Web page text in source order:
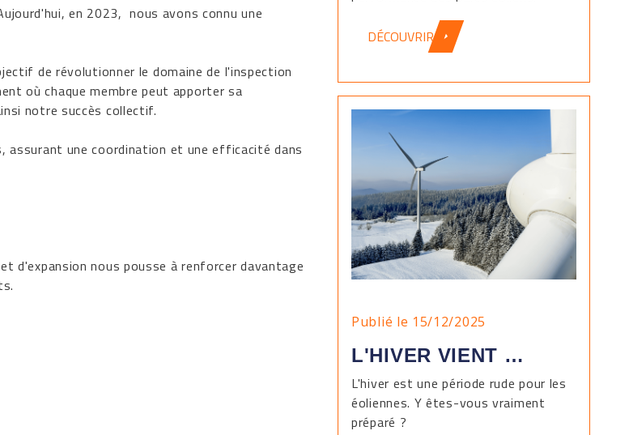
en 2023, nous avons connu une
de révolutionner le domaine de l'inspection
où chaque membre peut apporter sa
notre succès collectif.
une coordination et une efficacité dans
d'expansion nous pousse à renforcer davantage
DÉCOUVRIR
Publié le 15/12/2025
L'HIVER VIENT …
L'hiver est une période rude pour les
éoliennes. Y êtes-vous vraiment
préparé ?